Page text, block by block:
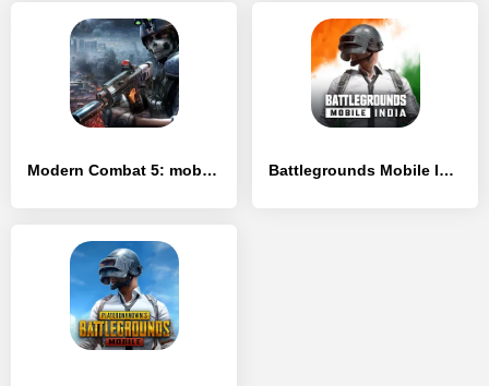
Modern Combat 5: mobile FPS - [Взлом/МОД Unlocked] Battlegrounds Mobile India - [Взлом/МОД Много денег]